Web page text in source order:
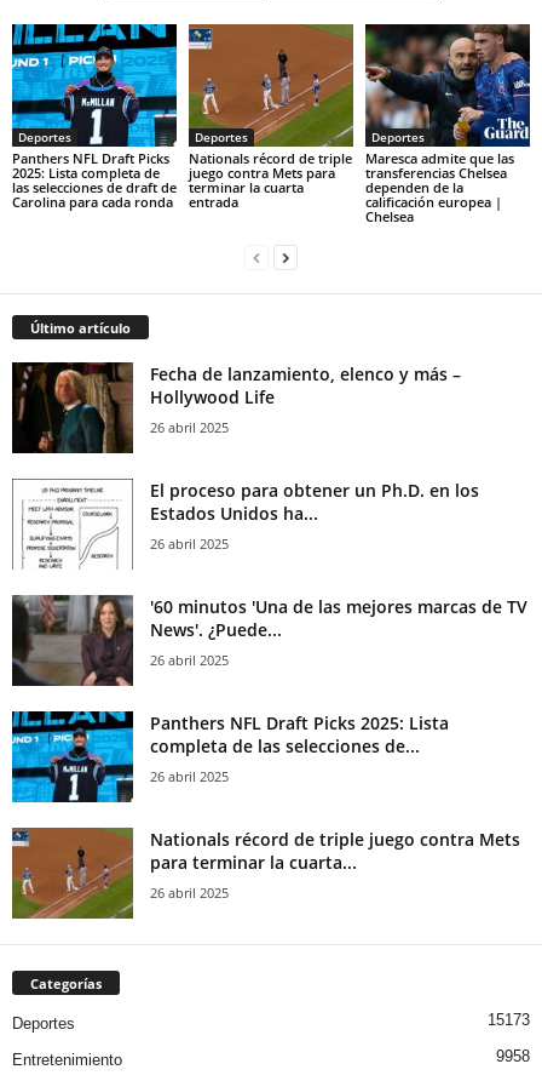
Deportes
Panthers NFL Draft Picks
2025: Lista completa de
las selecciones de draft de
Carolina para cada ronda
Deportes
Nationals récord de triple
juego contra Mets para
terminar la cuarta
entrada
Deportes
Maresca admite que las
transferencias Chelsea
dependen de la
calificación europea |
Chelsea
Último artículo
Fecha de lanzamiento, elenco y más –
Hollywood Life
26 abril 2025
El proceso para obtener un Ph.D. en los
Estados Unidos ha...
26 abril 2025
'60 minutos 'Una de las mejores marcas de TV
News'. ¿Puede...
26 abril 2025
Panthers NFL Draft Picks 2025: Lista
completa de las selecciones de...
26 abril 2025
Nationals récord de triple juego contra Mets
para terminar la cuarta...
26 abril 2025
Categorías
Deportes 15173
Entretenimiento 9958